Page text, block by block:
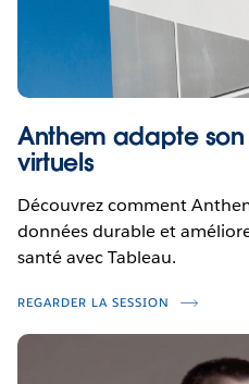
Anthem adapte son
virtuels
Découvrez comment
données durable et
santé avec Tableau.
REGARDER LA SESSION